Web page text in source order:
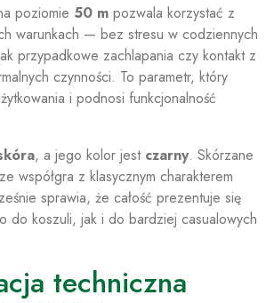
poziomie 50 m pozwala korzystać z
warunkach — bez stresu w codziennych
przypadkowe zachlapania czy kontakt z
czynności. To parametr, który
i podnosi funkcjonalność
, a jego kolor jest czarny. Skórzane
współgra z klasycznym charakterem
sprawia, że całość prezentuje się
do koszuli, jak i do bardziej casualowych
techniczna